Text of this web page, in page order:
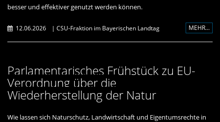
besser und effektiver genutzt werden können.
12.06.2026 | CSU-Fraktion im Bayerischen Landtag MEHR...
Parlamentarisches Frühstück zu EU-
Verordnung über die
Wiederherstellung der Natur
Wie lassen sich Naturschutz, Landwirtschaft und Eigentumsrechte in